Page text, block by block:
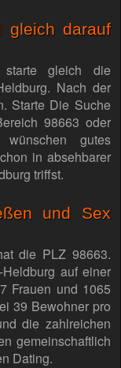
gleich darauf
gleich die
Nach der
Starte Die Suche
98663 oder
gutes
in absehbarer
triffst.
und Sex
die PLZ 98663.
auf einer
Frauen und 1065
39 Bewohner pro
die zahlreichen
gemeinschaftlich
Dating.